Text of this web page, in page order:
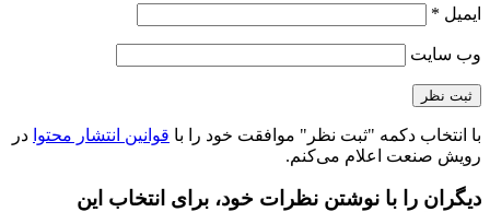
ایمیل *
وب‌ سایت
با انتخاب دکمه "ثبت نظر" موافقت خود را با قوانین انتشار محتوا در
رویش صنعت اعلام می‌کنم.
دیگران را با نوشتن نظرات خود، برای انتخاب این